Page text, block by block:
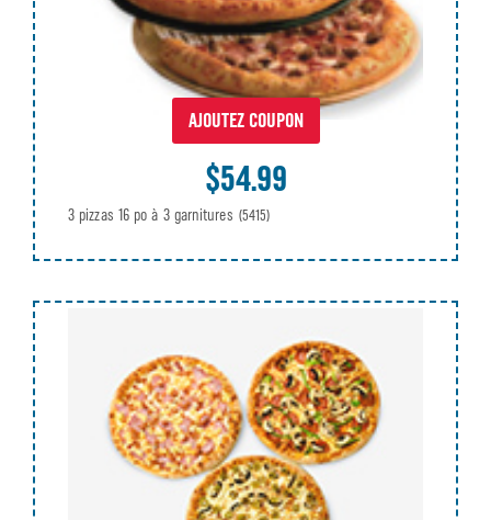
AJOUTEZ COUPON
$54.99
3 pizzas 16 po à 3 garnitures (5415)